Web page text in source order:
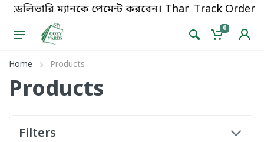
ডেলিভারি ম্যানকে পেমেন্ট করবেন। Thanks forTrack Order
0
Home Products
Products
Filters